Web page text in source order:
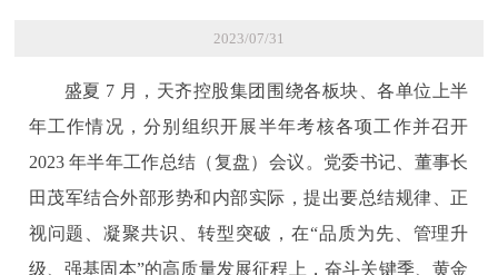
2023/07/31
盛夏 7 月，天齐控股集团围绕各板块、各单位上半
年工作情况，分别组织开展半年考核各项工作并召开
2023 年半年工作总结（复盘）会议。党委书记、董事长
田茂军结合外部形势和内部实际，提出要总结规律、正
视问题、凝聚共识、转型突破，在“品质为先、管理升
级、强基固本”的高质量发展征程上，奋斗关键季、黄金